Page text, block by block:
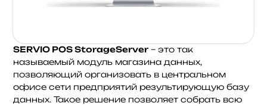
SERVIO POS StorageServer– это так
называемый модуль магазина данных,
позволяющий организовать в центральном
офисе сети предприятий результирующую базу
данных. Такое решение позволяет собрать всю